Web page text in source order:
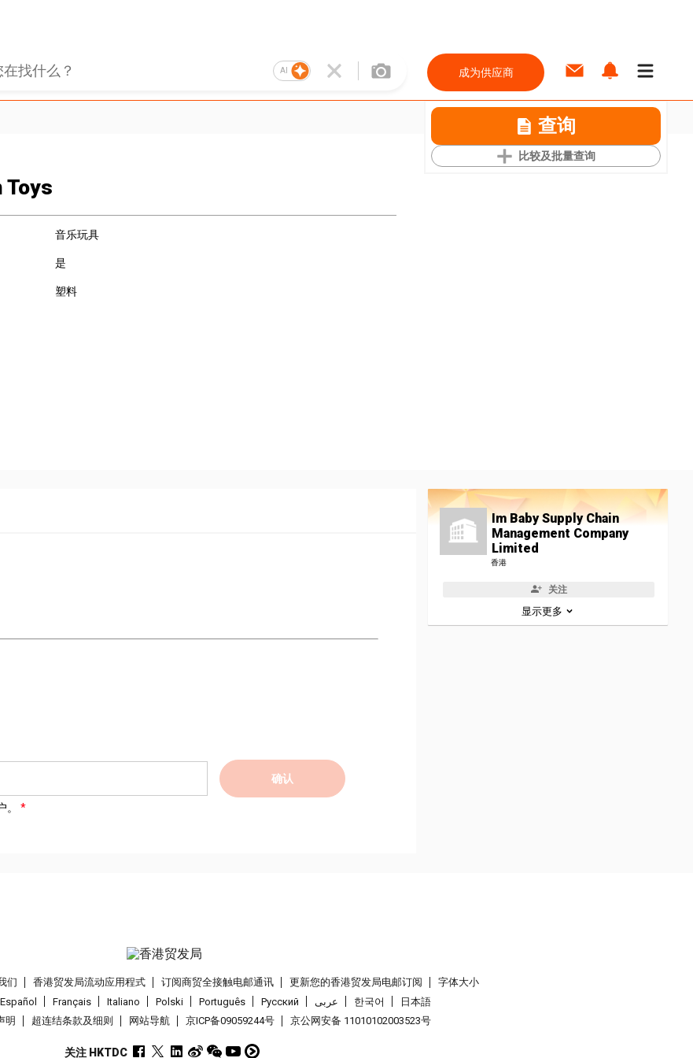
AI 成为供应商
查询
比较及批量查询
Toys
音乐玩具
是
塑料
确认
Im Baby Supply Chain
Management Company
Limited
香港
关注
显示更多
们 香港贸发局流动应用程式 订阅商贸全接触电邮通讯 更新您的香港贸发局电邮订阅
字体大小
Español Français Italiano Polski Português Pусский عربى 한국어
日本語
明 超连结条款及细则 网站导航 京ICP备09059244号 京公网安备 11010102003523号
关注 HKTDC